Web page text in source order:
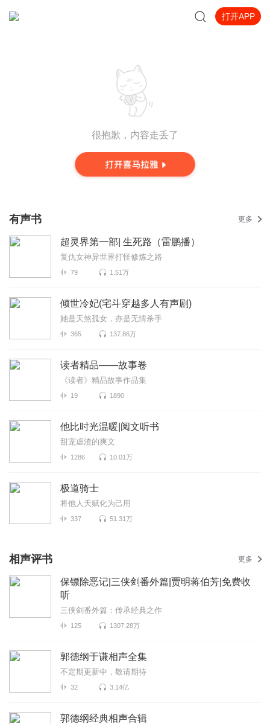
打开APP
很抱歉，内容走丢了
有声书 更多
超灵界第一部| 生死路（雷鹏播）
复仇女神异世界打怪修炼之路
79 1.51万
倾世冷妃(宅斗穿越多人有声剧)
她是天煞孤女，亦是无情杀手
365 137.86万
读者精品——故事卷
《读者》精品故事作品集
19 1890
他比时光温暖|阅文听书
甜宠虐渣的爽文
1286 10.01万
极道骑士
将他人天赋化为己用
337 51.31万
相声评书 更多
保镖除恶记|三侠剑番外篇|贾明蒋伯芳|免费收
听
三侠剑番外篇：传承经典之作
125 1307.28万
郭德纲于谦相声全集
不定期更新中，敬请期待
32 3.14亿
郭德纲经典相声合辑